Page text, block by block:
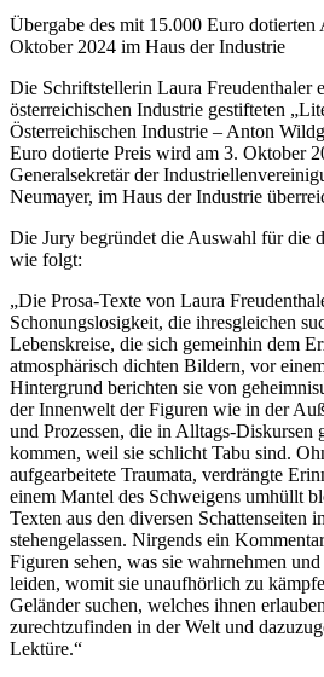
Übergabe des mit 15.000 Euro
Oktober 2024 im Haus der Industrie
Die Schriftstellerin Laura Freudenthaler
österreichischen Industrie gestifteten
Österreichischen Industrie – Anton
Euro dotierte Preis wird am 3. Oktober
Generalsekretär der
Neumayer, im Haus der Industrie
Die Jury begründet die Auswahl für die
wie folgt:
„Die Prosa-Texte von Laura
Schonungslosigkeit, die ihresgleichen
Lebenskreise, die sich gemeinhin dem
atmosphärisch dichten Bildern, vor
Hintergrund berichten sie von
der Innenwelt der Figuren wie in der
und Prozessen, die in Alltags-Diskursen
kommen, weil sie schlicht Tabu sind.
aufgearbeitete Traumata, verdrängte
einem Mantel des Schweigens umhüllt
Texten aus den diversen Schattenseiten
stehengelassen. Nirgends ein
Figuren sehen, was sie wahrnehmen
leiden, womit sie unaufhörlich zu
Geländer suchen, welches ihnen
zurechtzufinden in der Welt und
Lektüre.“